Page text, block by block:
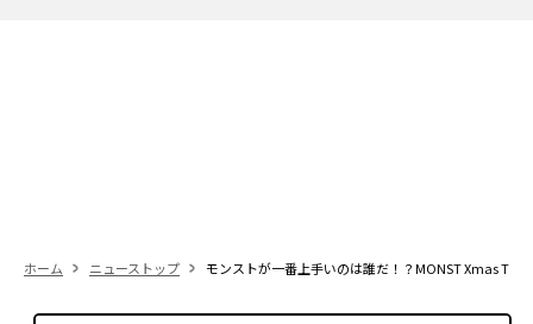
ホーム ニューストップ モンストが一番上手いのは誰だ！？MONST Xmas